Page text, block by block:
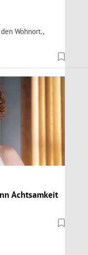
Wohnort.,
Achtsamkeit